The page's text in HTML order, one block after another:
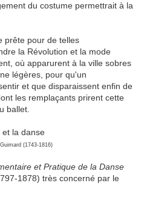
du costume permettrait à la
pour de telles
la Révolution et la mode
où apparurent à la ville sobres
légères, pour qu'un
et que disparaissent enfin de
les remplaçants prirent cette
ballet.
(1743-1816)
et Pratique de la Danse
1878) très concerné par le